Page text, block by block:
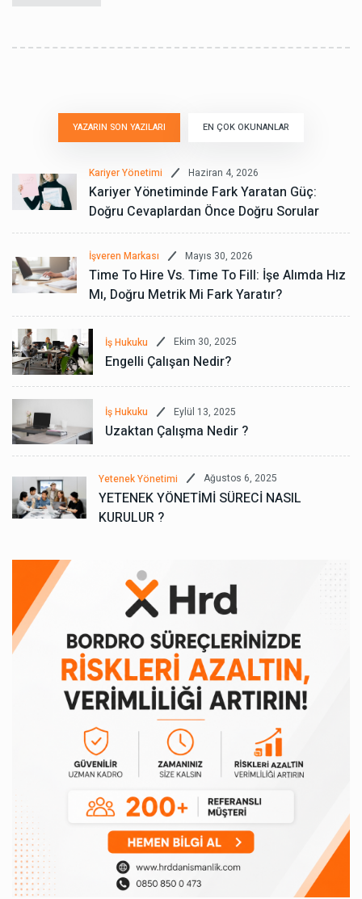
YAZARIN SON YAZILARI EN ÇOK OKUNANLAR
Kariyer Yönetimi Haziran 4, 2026
Kariyer Yönetiminde Fark Yaratan Güç:
Doğru Cevaplardan Önce Doğru Sorular
İşveren Markası Mayıs 30, 2026
Time To Hire Vs. Time To Fill: İşe Alımda Hız
Mı, Doğru Metrik Mi Fark Yaratır?
İş Hukuku Ekim 30, 2025
Engelli Çalışan Nedir?
İş Hukuku Eylül 13, 2025
Uzaktan Çalışma Nedir ?
Yetenek Yönetimi Ağustos 6, 2025
YETENEK YÖNETİMİ SÜRECİ NASIL
KURULUR ?